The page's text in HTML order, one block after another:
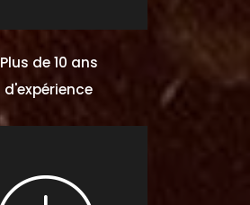
Plus de 10 ans
d'expérience